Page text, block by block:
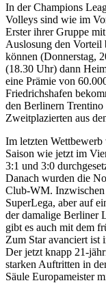
In der Champions
Volleys sind wie im
Erster ihrer Gruppe
Auslosung den Vorteil
können (Donnerstag,
(18.30 Uhr) dann
eine Prämie von
Friedrichshafen
den Berlinern Trentino
Zweitplazierten aus
Im letzten
Saison wie jetzt im
3:1 und 3:0
Danach wurden die
Club-WM. Inzwischen
SuperLega, aber auf
der damalige Berliner
gibt es auch mit dem
Zum Star avanciert ist
Der jetzt knapp 21-
starken Auftritten in
Säule Europameister